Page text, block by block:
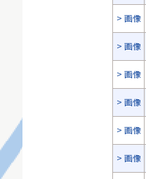
画像
画像
画像
画像
画像
画像